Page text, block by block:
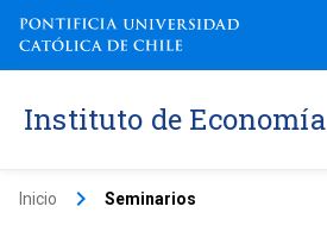
Instituto de Economía
Inicio keyboard_arrow_right Seminarios